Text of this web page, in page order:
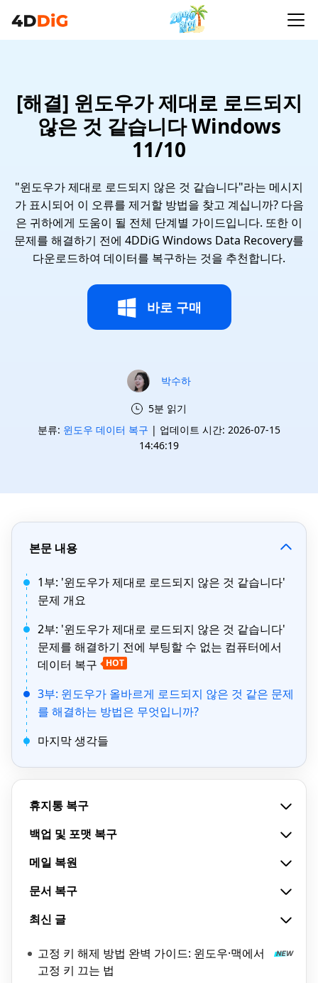
[해결] 윈도우가 제대로 로드되지
않은 것 같습니다 Windows
11/10
"윈도우가 제대로 로드되지 않은 것 같습니다"라는 메시지
가 표시되어 이 오류를 제거할 방법을 찾고 계십니까? 다음
은 귀하에게 도움이 될 전체 단계별 가이드입니다. 또한 이
문제를 해결하기 전에 4DDiG Windows Data Recovery를
다운로드하여 데이터를 복구하는 것을 추천합니다.
바로 구매
박수하
5분 읽기
분류: 윈도우 데이터 복구 | 업데이트 시간: 2026-07-15
14:46:19
본문 내용
1부: '윈도우가 제대로 로드되지 않은 것 같습니다'
문제 개요
2부: '윈도우가 제대로 로드되지 않은 것 같습니다'
문제를 해결하기 전에 부팅할 수 없는 컴퓨터에서
데이터 복구
HOT
3부: 윈도우가 올바르게 로드되지 않은 것 같은 문제
를 해결하는 방법은 무엇입니까?
마지막 생각들
휴지통 복구
백업 및 포맷 복구
메일 복원
문서 복구
최신 글
고정 키 해제 방법 완벽 가이드: 윈도우·맥에서
고정 키 끄는 법